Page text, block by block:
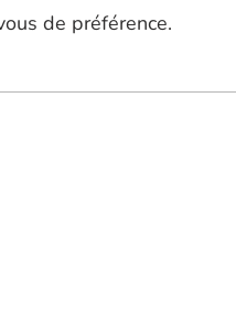
de préférence.